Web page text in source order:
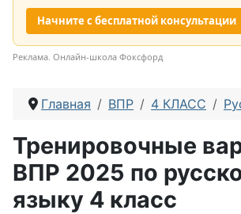
Начните с бесплатной консультации
Реклама. Онлайн-школа Фоксфорд
Главная ВПР 4 КЛАСС
Тренировочные
ВПР 2025 по
языку 4 класс